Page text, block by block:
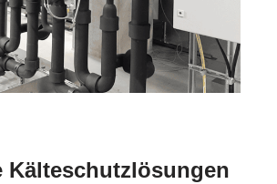
Kälteschutzlösungen